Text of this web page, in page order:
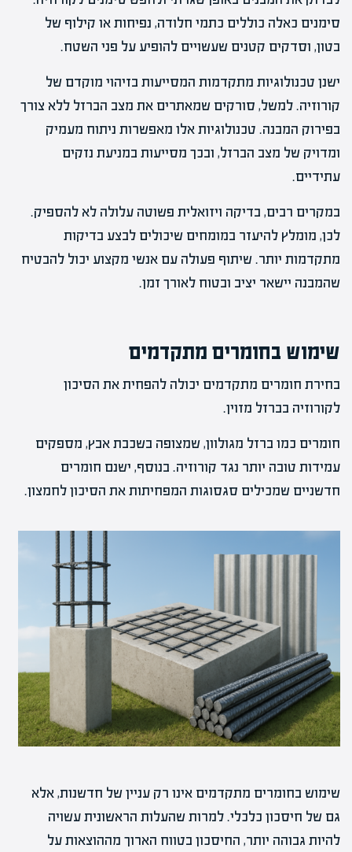
סימנים כאלה כוללים כתמי חלודה, נפיחות או קילוף של
בטון, וסדקים קטנים שעשויים להופיע על פני השטח.
ישנן טכנולוגיות מתקדמות המסייעות בזיהוי מוקדם של
קורוזיה. למשל, סורקים שמאתרים את מצב הברזל ללא צורך
בפירוק המבנה. טכנולוגיות אלו מאפשרות ניתוח מעמיק
ומדויק של מצב הברזל, ובכך מסייעות במניעת נזקים
עתידיים.
במקרים רבים, בדיקה ויזואלית פשוטה עלולה לא להספיק.
לכן, מומלץ להיעזר במומחים שיכולים לבצע בדיקות
מתקדמות יותר. שיתוף פעולה עם אנשי מקצוע יכול להבטיח
שהמבנה יישאר יציב ובטוח לאורך זמן.
שימוש בחומרים מתקדמים
בחירת חומרים מתקדמים יכולה להפחית את הסיכון
לקורוזיה בברזל מזוין.
חומרים כמו ברזל מגולוון, שמצופה בשכבת אבץ, מספקים
עמידות טובה יותר נגד קורוזיה. בנוסף, ישנם חומרים
חדשניים שמכילים סגסוגות המפחיתות את הסיכון לחמצון.
שימוש בחומרים מתקדמים אינו רק עניין של חדשנות, אלא
גם של חיסכון כלכלי. למרות שהעלות הראשונית עשויה
להיות גבוהה יותר, החיסכון בטווח הארוך מההוצאות על